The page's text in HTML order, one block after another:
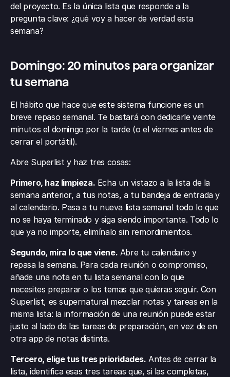
del proyecto. Es la única lista que responde a la
pregunta clave: ¿qué voy a hacer de verdad esta
semana?
Domingo: 20 minutos para organizar
tu semana
El hábito que hace que este sistema funcione es un
breve repaso semanal. Te bastará con dedicarle veinte
minutos el domingo por la tarde (o el viernes antes de
cerrar el portátil).
Abre Superlist y haz tres cosas:
Primero, haz limpieza. Echa un vistazo a la lista de la
semana anterior, a tus notas, a tu bandeja de entrada y
al calendario. Pasa a tu nueva lista semanal todo lo que
no se haya terminado y siga siendo importante. Todo lo
que ya no importe, elimínalo sin remordimientos.
Segundo, mira lo que viene. Abre tu calendario y
repasa la semana. Para cada reunión o compromiso,
añade una nota en tu lista semanal con lo que
necesites preparar o los temas que quieras seguir. Con
Superlist, es supernatural mezclar notas y tareas en la
misma lista: la información de una reunión puede estar
justo al lado de las tareas de preparación, en vez de en
otra app de notas distinta.
Tercero, elige tus tres prioridades. Antes de cerrar la
lista, identifica esas tres tareas que, si las completas,